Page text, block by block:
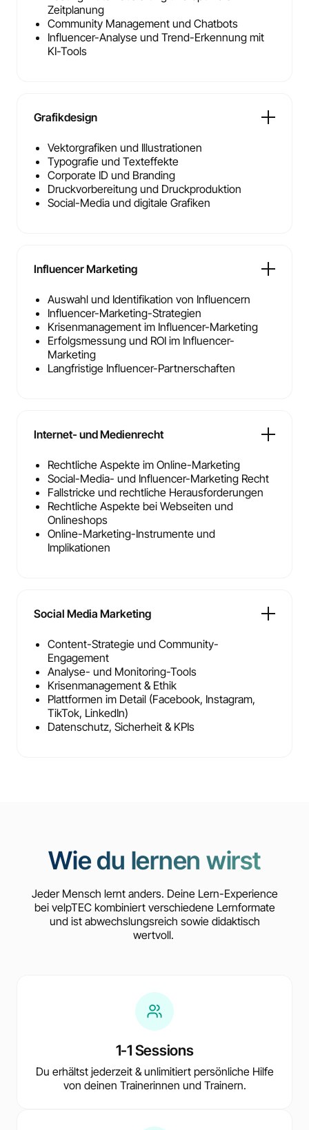
Zeitplanung
Community Management und Chatbots
Influencer-Analyse und Trend-Erkennung mit
KI-Tools
Grafikdesign
Vektorgrafiken und Illustrationen
Typografie und Texteffekte
Corporate ID und Branding
Druckvorbereitung und Druckproduktion
Social-Media und digitale Grafiken
Influencer Marketing
Auswahl und Identifikation von Influencern
Influencer-Marketing-Strategien
Krisenmanagement im Influencer-Marketing
Erfolgsmessung und ROI im Influencer-
Marketing
Langfristige Influencer-Partnerschaften
Internet- und Medienrecht
Rechtliche Aspekte im Online-Marketing
Social-Media- und Influencer-Marketing Recht
Fallstricke und rechtliche Herausforderungen
Rechtliche Aspekte bei Webseiten und
Onlineshops
Online-Marketing-Instrumente und
Implikationen
Social Media Marketing
Content-Strategie und Community-
Engagement
Analyse- und Monitoring-Tools
Krisenmanagement & Ethik
Plattformen im Detail (Facebook, Instagram,
TikTok, LinkedIn)
Datenschutz, Sicherheit & KPIs
Wie du lernen wirst
Jeder Mensch lernt anders. Deine Lern-Experience
bei velpTEC kombiniert verschiedene Lernformate
und ist abwechslungsreich sowie didaktisch
wertvoll.
1-1 Sessions
Du erhältst jederzeit & unlimitiert persönliche Hilfe
von deinen Trainerinnen und Trainern.